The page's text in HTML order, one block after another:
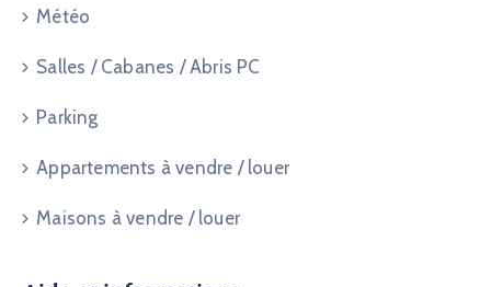
Météo
Salles / Cabanes / Abris PC
Parking
Appartements à vendre / louer
Maisons à vendre / louer